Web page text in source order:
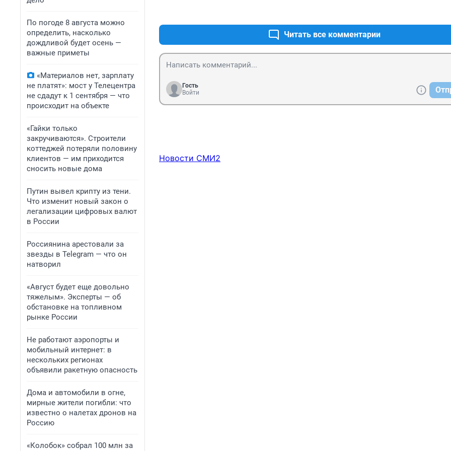
По погоде 8 августа можно
определить, насколько
дождливой будет осень —
важные приметы
«Материалов нет, зарплату
не платят»: мост у Телецентра
не сдадут к 1 сентября — что
происходит на объекте
«Гайки только
закручиваются». Строители
коттеджей потеряли половину
клиентов — им приходится
сносить новые дома
Путин вывел крипту из тени.
Что изменит новый закон о
легализации цифровых валют
в России
Россиянина арестовали за
звезды в Telegram — что он
натворил
«Август будет еще довольно
тяжелым». Эксперты — об
обстановке на топливном
рынке России
Не работают аэропорты и
мобильный интернет: в
нескольких регионах
объявили ракетную опасность
Дома и автомобили в огне,
мирные жители погибли: что
известно о налетах дронов на
Россию
«Колобок» собрал 100 млн за
Читать все комментарии
Гость
Войти
Новости СМИ2